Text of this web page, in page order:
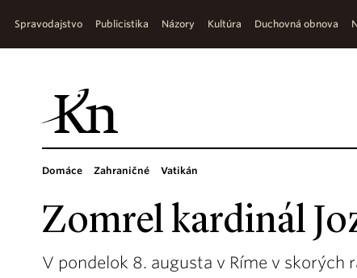
Spravodajstvo Publicistika Názory Kultúra Duchovná obnova
Domáce Zahraničné Vatikán
Zomrel kardinál
V pondelok 8. augusta v Ríme v skorých